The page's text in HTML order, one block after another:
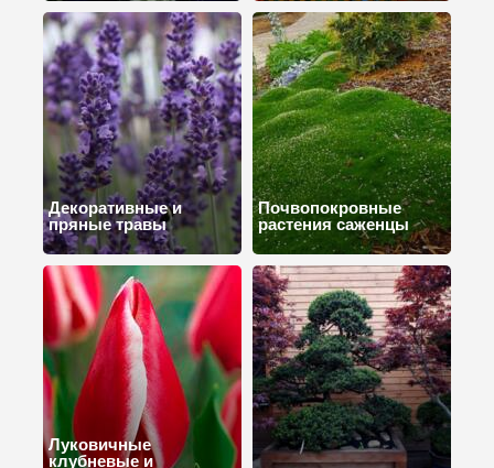
Декоративные и
пряные травы
Почвопокровные
растения саженцы
Луковичные
клубневые и